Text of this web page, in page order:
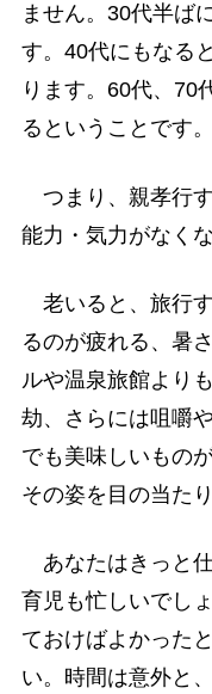
ません。30代半ば
す。40代にもなる
ります。60代、70
るということです。
つまり、親孝行
能力・気力がなく
老いると、旅行
るのが疲れる、暑
ルや温泉旅館より
劫、さらには咀嚼
でも美味しいもの
その姿を目の当た
あなたはきっと
育児も忙しいでし
ておけばよかった
い。時間は意外と